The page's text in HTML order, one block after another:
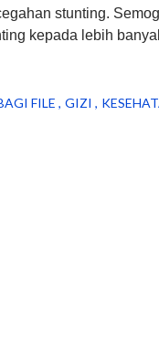
stunting.
kepada lebih
FILE GIZI